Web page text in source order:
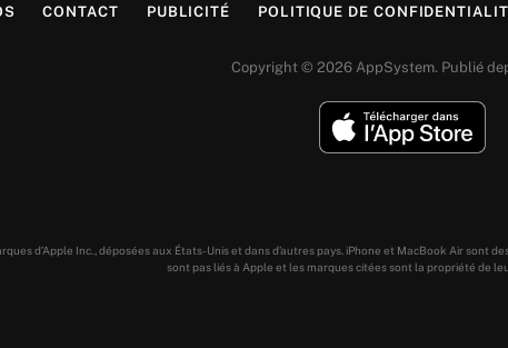
CONTACT PUBLICITÉ POLITIQUE DE
Copyright © 2026 AppSystem. Publié
d’Apple Inc., déposées aux États-Unis et dans d’autres pays. iPhone et MacBook Air sont
sont pas liés à Apple et les marques citées sont la propriété de